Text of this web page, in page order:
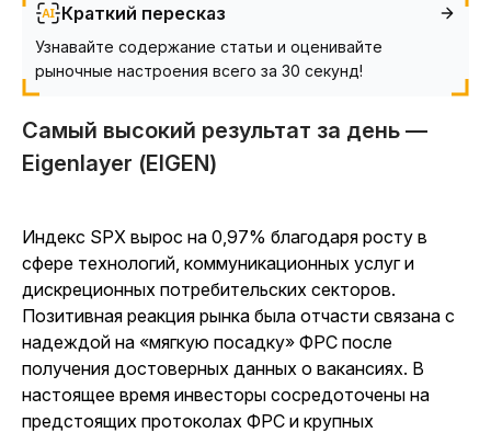
Краткий пересказ
Узнавайте содержание статьи и оценивайте
рыночные настроения всего за 30 секунд!
Самый высокий результат за день —
Eigenlayer (EIGEN)
Индекс SPX вырос на 0,97% благодаря росту в
сфере технологий, коммуникационных услуг и
дискреционных потребительских секторов.
Позитивная реакция рынка была отчасти связана с
надеждой на «мягкую посадку» ФРС после
получения достоверных данных о вакансиях. В
настоящее время инвесторы сосредоточены на
предстоящих протоколах ФРС и крупных